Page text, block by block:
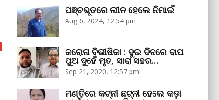
ପଞ୍ଚଭୂତରେ ଲୀନ ହେଲେ ନିମାଇଁ
Aug 6, 2024, 12:54 pm
କରୋନା ବିଭୀଷିକା : ଦୁଇ ଦିନରେ ବାପ
ପୁଅ ଦୁହେଁ ମୃତ, ସାରା ସହର…
Sep 21, 2020, 12:57 pm
ମଣ୍ତିରେ କଟ୍‌ନୀ ଛଟ୍‌ନୀ ହେଲେ କଡ଼ା